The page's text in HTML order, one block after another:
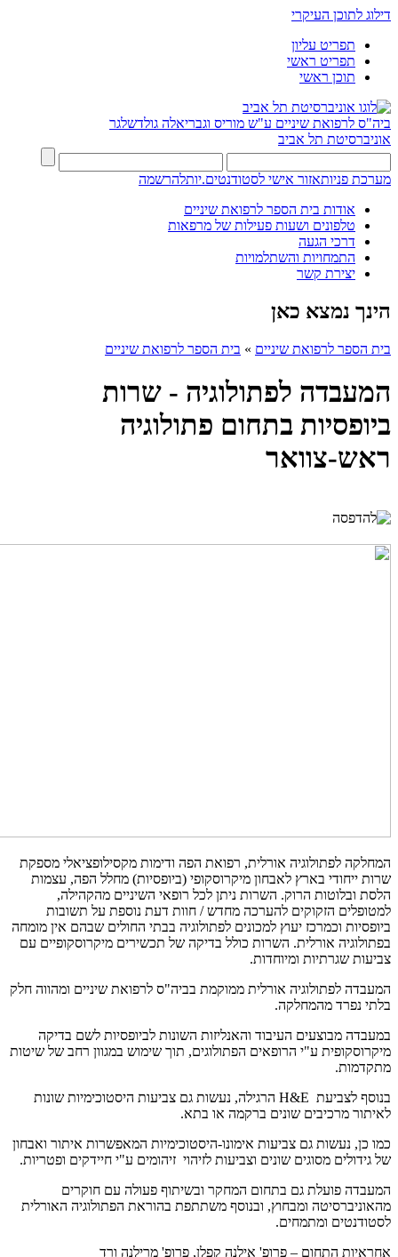
דילוג לתוכן העיקרי
תפריט עליון
תפריט ראשי
תוכן ראשי
ביה"ס לרפואת שיניים ע"ש מוריס וגבריאלה גולדשלגר
אוניברסיטת תל אביב
מערכת פניותאזור אישי לסטודנטים.יותלהרשמה
אודות בית הספר לרפואת שיניים
טלפונים ושעות פעילות של מרפאות
דרכי הגעה
התמחויות והשתלמויות
יצירת קשר
הינך נמצא כאן
בית הספר לרפואת שיניים » בית הספר לרפואת שיניים
המעבדה לפתולוגיה - שרות
ביופסיות בתחום פתולוגיה
ראש-צוואר
המחלקה לפתולוגיה אורלית, רפואת הפה ודימות מקסילופציאלי מספקת
שרות ייחודי בארץ לאבחון מיקרוסקופי (ביופסיות) מחלל הפה, עצמות
הלסת ובלוטות הרוק. השרות ניתן לכל רופאי השיניים מהקהילה,
למטופלים הזקוקים להערכה מחדש / חוות דעת נוספת על תשובות
ביופסיות וכמרכז יעוץ למכונים לפתולוגיה בבתי החולים שבהם אין מומחה
בפתולוגיה אורלית. השרות כולל בדיקה של תכשירים מיקרוסקופיים עם
צביעות שגרתיות ומיוחדות.
המעבדה לפתולוגיה אורלית ממוקמת בביה"ס לרפואת שיניים ומהווה חלק
בלתי נפרד מהמחלקה.
במעבדה מבוצעים העיבוד והאנליזות השונות לביופסיות לשם בדיקה
מיקרוסקופית ע"י הרופאים הפתולוגים, תוך שימוש במגוון רחב של שיטות
מתקדמות.
בנוסף לצביעת H&E הרגילה, נעשות גם צביעות היסטוכימיות שונות
לאיתור מרכיבים שונים ברקמה או בתא.
כמו כן, נעשות גם צביעות אימונו-היסטוכימיות המאפשרות איתור ואבחון
של גידולים מסוגים שונים וצביעות לזיהוי זיהומים ע"י חיידקים ופטריות.
המעבדה פועלת גם בתחום המחקר ובשיתוף פעולה עם חוקרים
מהאוניברסיטה ומבחוץ, ובנוסף משתתפת בהוראת הפתולוגיה האורלית
לסטודנטים ומתמחים.
אחראיות התחום – פרופ' אילנה קפלן, פרופ' מרילנה ורד